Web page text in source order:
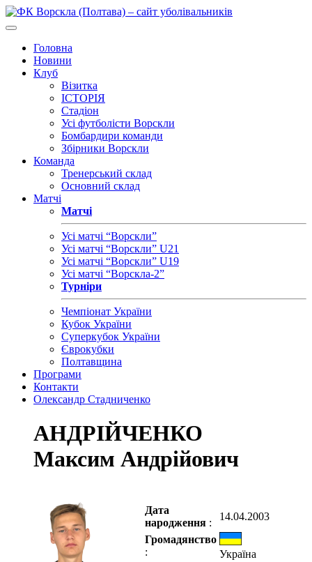
Головна
Новини
Клуб
Візитка
ІСТОРІЯ
Стадіон
Усі футболісти Ворскли
Бомбардири команди
Збірники Ворскли
Команда
Тренерський склад
Основний склад
Матчі
Матчі
Усі матчі “Ворскли”
Усі матчі “Ворскли” U21
Усі матчі “Ворскли” U19
Усі матчі “Ворскла-2”
Турніри
Чемпіонат України
Кубок України
Суперкубок України
Єврокубки
Полтавщина
Програми
Контакти
Олександр Стадниченко
АНДРІЙЧЕНКО
Максим Андрійович
Дата
народження :
14.04.2003
Громадянство
:
Україна